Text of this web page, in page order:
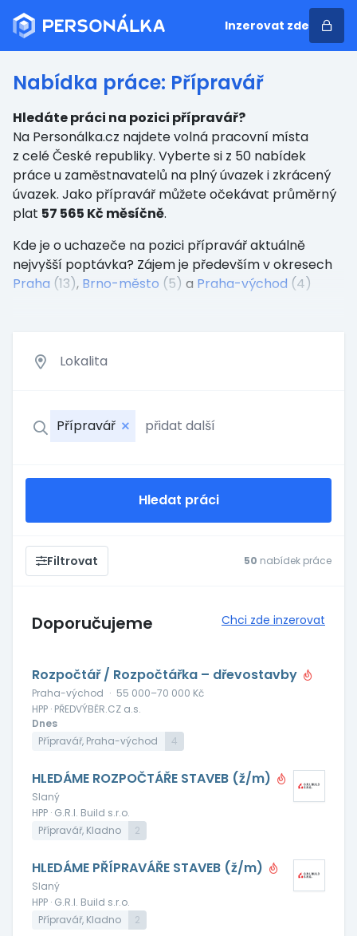
Inzerovat zde
Nabídka práce: Přípravář
Hledáte práci na pozici přípravář?
Na Personálka.cz najdete volná pracovní místa
z celé České republiky. Vyberte si z 50 nabídek
práce u zaměstnavatelů na plný úvazek i zkrácený
úvazek. Jako přípravář můžete očekávat průměrný
plat 57 565 Kč měsíčně.
Kde je o uchazeče na pozici přípravář aktuálně
nejvyšší poptávka? Zájem je především v okresech
Praha (13), Brno-město (5) a Praha-východ (4)
Přípravář
Hledat práci
Filtrovat 50 nabídek práce
Doporučujeme Chci zde inzerovat
Rozpočtář / Rozpočtářka – dřevostavby
Praha-východ · 55 000–70 000 Kč
HPP · PŘEDVÝBĚR.CZ a.s.
Dnes
Přípravář, Praha-východ
4
HLEDÁME ROZPOČTÁŘE STAVEB (ž/m)
Slaný
HPP · G.R.I. Build s.r.o.
Přípravář, Kladno
2
HLEDÁME PŘÍPRAVÁŘE STAVEB (ž/m)
Slaný
HPP · G.R.I. Build s.r.o.
Přípravář, Kladno
2